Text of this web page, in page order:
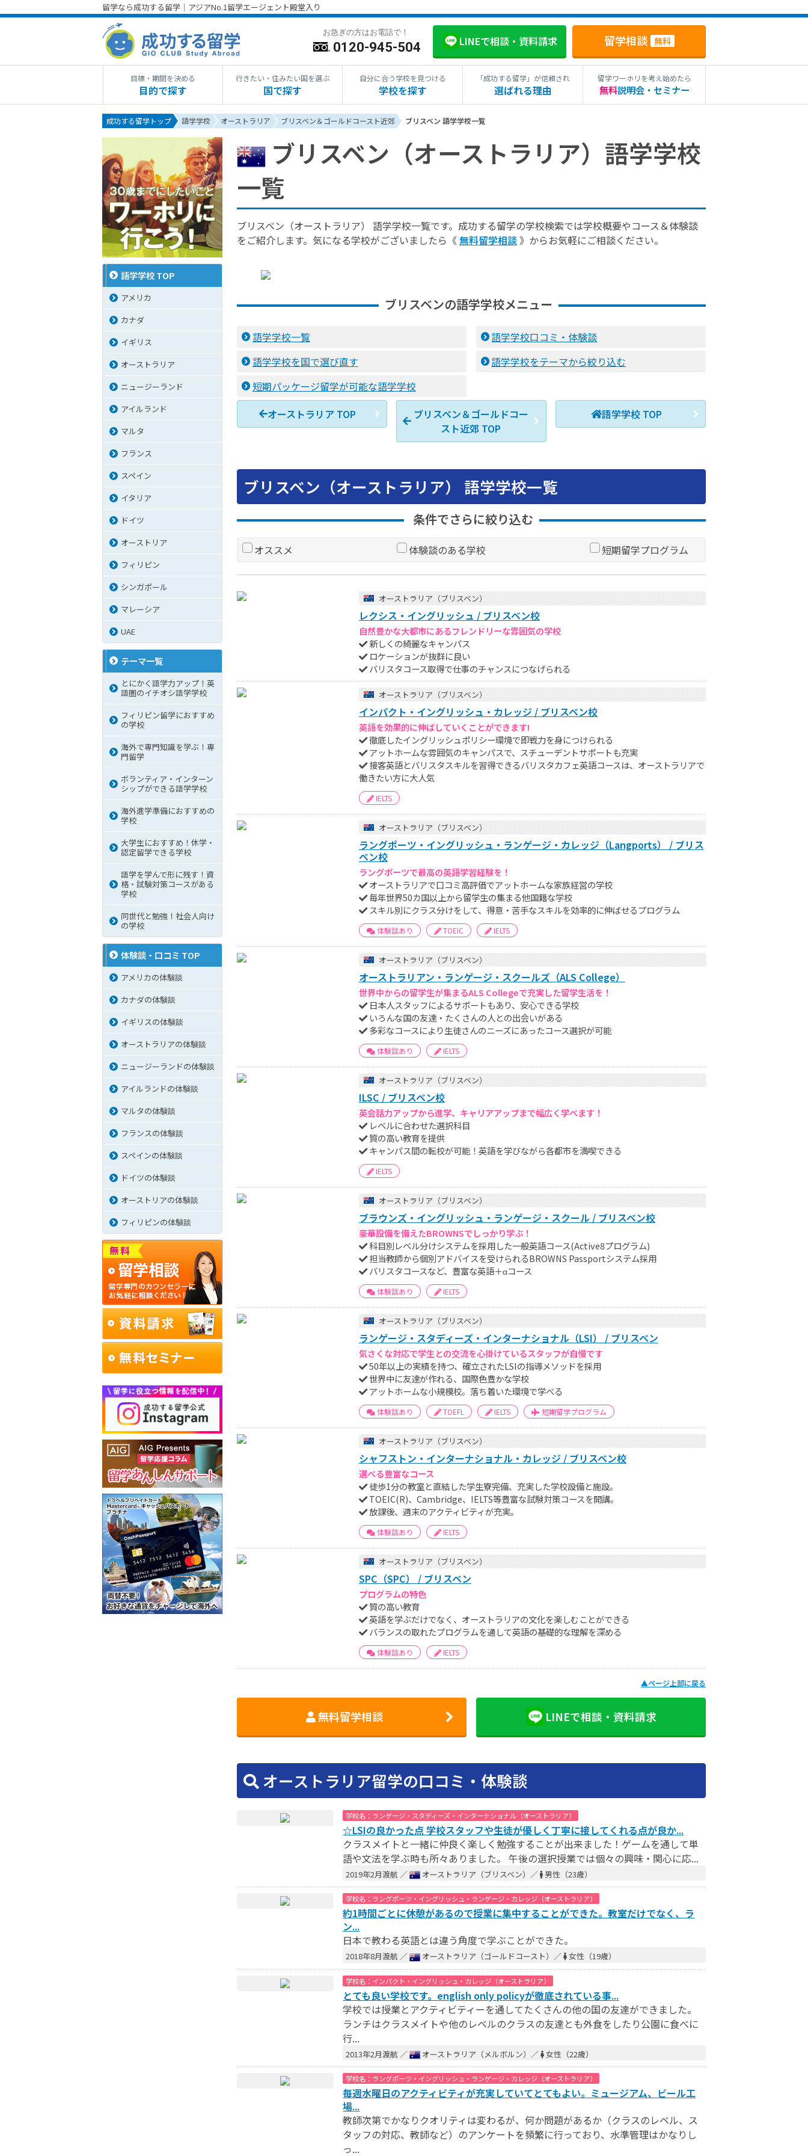
留学なら成功する留学｜アジアNo.1留学エージェント殿堂入り
お急ぎの方はお電話で！
0120-945-504 LINEで相談・資料請求 留学相談 無料
目標・期間を決める
目的で探す
行きたい・住みたい国を選ぶ
国で探す
自分に合う学校を見つける
学校を探す
「成功する留学」が信頼され
選ばれる理由
留学ワーホリを考え始めたら
無料説明会・セミナー
成功する留学トップ 語学学校 オーストラリア ブリスベン＆ゴールドコースト近郊 ブリスベン 語学学校一覧
ブリスベン（オーストラリア）語学学校
一覧
ブリスベン（オーストラリア） 語学学校一覧です。成功する留学の学校検索では学校概要やコース＆体験談
をご紹介します。気になる学校がございましたら《 無料留学相談 》からお気軽にご相談ください。
ブリスベンの語学学校メニュー
語学学校一覧
語学学校口コミ・体験談
語学学校を国で選び直す
語学学校をテーマから絞り込む
短期パッケージ留学が可能な語学学校
オーストラリア TOP
ブリスベン＆ゴールドコー
スト近郊 TOP
語学学校 TOP
ブリスベン（オーストラリア） 語学学校一覧
条件でさらに絞り込む
オススメ 体験談のある学校 短期留学プログラム
オーストラリア（ブリスベン）
レクシス・イングリッシュ / ブリスベン校
自然豊かな大都市にあるフレンドリーな雰囲気の学校
新しくの綺麗なキャンパス
ロケーションが抜群に良い
バリスタコース取得で仕事のチャンスにつなげられる
オーストラリア（ブリスベン）
インパクト・イングリッシュ・カレッジ / ブリスベン校
英語を効果的に伸ばしていくことができます!
徹底したイングリッシュポリシー環境で即戦力を身につけられる
アットホームな雰囲気のキャンパスで、スチューデントサポートも充実
接客英語とバリスタスキルを習得できるバリスタカフェ英語コースは、オーストラリアで
働きたい方に大人気
IELTS
オーストラリア（ブリスベン）
ラングポーツ・イングリッシュ・ランゲージ・カレッジ（Langports） / ブリス
ベン校
ラングポーツで最高の英語学習経験を！
オーストラリアで口コミ高評価でアットホームな家族経営の学校
毎年世界50カ国以上から留学生の集まる他国籍な学校
スキル別にクラス分けをして、得意・苦手なスキルを効率的に伸ばせるプログラム
体験談あり TOEIC IELTS
オーストラリア（ブリスベン）
オーストラリアン・ランゲージ・スクールズ（ALS College）
世界中からの留学生が集まるALS Collegeで充実した留学生活を！
日本人スタッフによるサポートもあり、安心できる学校
いろんな国の友達・たくさんの人との出会いがある
多彩なコースにより生徒さんのニーズにあったコース選択が可能
体験談あり IELTS
オーストラリア（ブリスベン）
ILSC / ブリスベン校
英会話力アップから進学、キャリアアップまで幅広く学べます！
レベルに合わせた選択科目
質の高い教育を提供
キャンパス間の転校が可能！英語を学びながら各都市を満喫できる
IELTS
オーストラリア（ブリスベン）
ブラウンズ・イングリッシュ・ランゲージ・スクール / ブリスベン校
豪華設備を備えたBROWNSでしっかり学ぶ！
科目別レベル分けシステムを採用した一般英語コース(Active8プログラム)
担当教師から個別アドバイスを受けられるBROWNS Passportシステム採用
バリスタコースなど、豊富な英語＋αコース
体験談あり IELTS
オーストラリア（ブリスベン）
ランゲージ・スタディーズ・インターナショナル（LSI） / ブリスベン
気さくな対応で学生との交流を心掛けているスタッフが自慢です
50年以上の実績を持つ、確立されたLSIの指導メソッドを採用
世界中に友達が作れる、国際色豊かな学校
アットホームな小規模校。落ち着いた環境で学べる
体験談あり TOEFL IELTS 短期留学プログラム
オーストラリア（ブリスベン）
シャフストン・インターナショナル・カレッジ / ブリスベン校
選べる豊富なコース
徒歩1分の教室と直結した学生寮完備、充実した学校設備と施設。
TOEIC(R)、Cambridge、IELTS等豊富な試験対策コースを開講。
放課後、週末のアクティビティが充実。
体験談あり IELTS
オーストラリア（ブリスベン）
SPC（SPC） / ブリスベン
プログラムの特色
質の高い教育
英語を学ぶだけでなく、オーストラリアの文化を楽しむことができる
バランスの取れたプログラムを通して英語の基礎的な理解を深める
体験談あり IELTS
▲ページ上部に戻る
無料留学相談 LINEで相談・資料請求
オーストラリア留学の口コミ・体験談
学校名：ランゲージ・スタディーズ・インターナショナル（オーストラリア）
☆LSIの良かった点 学校スタッフや生徒が優しく丁寧に接してくれる点が良か...
クラスメイトと一緒に仲良く楽しく勉強することが出来ました！ゲームを通して単
語や文法を学ぶ時も所々ありました。 午後の選択授業では個々の興味・関心に応...
2019年2月渡航 ／ オーストラリア（ブリスベン）／ 男性（23歳）
学校名：ラングポーツ・イングリッシュ・ランゲージ・カレッジ（オーストラリア）
約1時間ごとに休憩があるので授業に集中することができた。教室だけでなく、ラ
ン...
日本で教わる英語とは違う角度で学ぶことができた。
2018年8月渡航 ／ オーストラリア（ゴールドコースト）／ 女性（19歳）
学校名：インパクト・イングリッシュ・カレッジ（オーストラリア）
とても良い学校です。english only policyが徹底されている事...
学校では授業とアクティビティーを通してたくさんの他の国の友達ができました。
ランチはクラスメイトや他のレベルのクラスの友達とも外食をしたり公園に食べに
行...
2013年2月渡航 ／ オーストラリア（メルボルン）／ 女性（22歳）
学校名：ラングポーツ・イングリッシュ・ランゲージ・カレッジ（オーストラリア）
毎週水曜日のアクティビティが充実していてとてもよい。ミュージアム、ビール工
場...
教師次第でかなりクオリティは変わるが、何か問題があるか（クラスのレベル、ス
タッフの対応、教師など）のアンケートを頻繁に行っており、水準管理はかなりし
っ...
語学学校 TOP
アメリカ
カナダ
イギリス
オーストラリア
ニュージーランド
アイルランド
マルタ
フランス
スペイン
イタリア
ドイツ
オーストリア
フィリピン
シンガポール
マレーシア
UAE
テーマ一覧
とにかく語学力アップ！英
語圏のイチオシ語学学校
フィリピン留学におすすめ
の学校
海外で専門知識を学ぶ！専
門留学
ボランティア・インターン
シップができる語学学校
海外進学準備におすすめの
学校
大学生におすすめ！休学・
認定留学できる学校
語学を学んで形に残す！資
格・試験対策コースがある
学校
同世代と勉強！社会人向け
の学校
体験談・口コミ TOP
アメリカの体験談
カナダの体験談
イギリスの体験談
オーストラリアの体験談
ニュージーランドの体験談
アイルランドの体験談
マルタの体験談
フランスの体験談
スペインの体験談
ドイツの体験談
オーストリアの体験談
フィリピンの体験談